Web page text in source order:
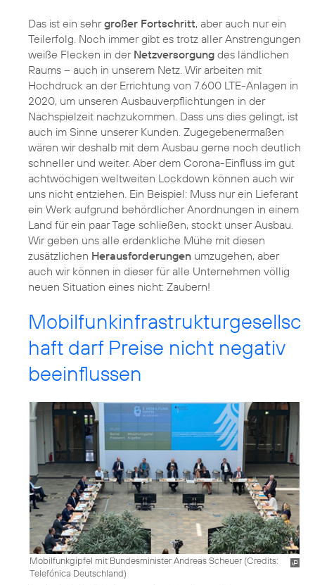
Das ist ein sehrgroßer Fortschritt, aber auch nur ein
Teilerfolg. Noch immer gibt es trotz aller Anstrengungen
weiße Flecken in der Netzversorgung des ländlichen
Raums – auch in unserem Netz. Wir arbeiten mit
Hochdruck an der Errichtung von 7.600 LTE-Anlagen in
2020, um unseren Ausbauverpflichtungen in der
Nachspielzeit nachzukommen. Dass uns dies gelingt, ist
auch im Sinne unserer Kunden. Zugegebenermaßen
wären wir deshalb mit dem Ausbau gerne noch deutlich
schneller und weiter. Aber dem Corona-Einfluss im gut
achtwöchigen weltweiten Lockdown können auch wir
uns nicht entziehen. Ein Beispiel: Muss nur ein Lieferant
ein Werk aufgrund behördlicher Anordnungen in einem
Land für ein paar Tage schließen, stockt unser Ausbau.
Wir geben uns alle erdenkliche Mühe mit diesen
zusätzlichen Herausforderungen umzugehen, aber
auch wir können in dieser für alle Unternehmen völlig
neuen Situation eines nicht: Zaubern!
Mobilfunkinfrastrukturgesellsc
haft darf Preise nicht negativ
beeinflussen
Mobilfunkgipfel mit Bundesminister Andreas Scheuer (Credits:
Telefónica Deutschland)